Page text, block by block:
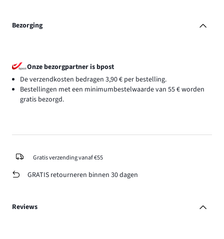
Bezorging
Onze bezorgpartner is bpost
De verzendkosten bedragen 3,90 € per bestelling.
Bestellingen met een minimumbestelwaarde van 55 € worden
gratis bezorgd.
Gratis verzending vanaf €55
GRATIS retourneren binnen 30 dagen
Reviews